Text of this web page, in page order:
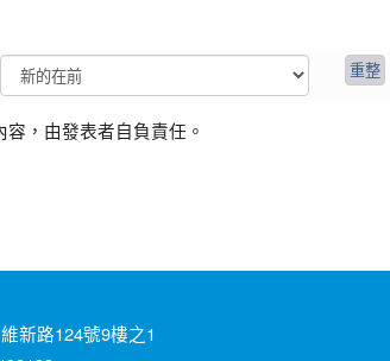
，由發表者自負責任。
新路124號9樓之1